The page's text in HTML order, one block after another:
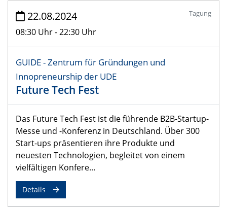
22.08.2024
08:30 Uhr - 22:30 Uhr
Tagung
GUIDE - Zentrum für Gründungen und
Innopreneurship der UDE
Future Tech Fest
Das Future Tech Fest ist die führende B2B-Startup-
Messe und -Konferenz in Deutschland. Über 300
Start-ups präsentieren ihre Produkte und
neuesten Technologien, begleitet von einem
vielfältigen Konfere...
Details